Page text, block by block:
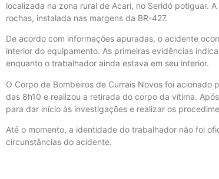
localizada na zona rural de Acari, no Seridó potiguar.
rochas, instalada nas margens da BR-427.
De acordo com informações apuradas, o acidente
interior do equipamento. As primeiras evidências
enquanto o trabalhador ainda estava em seu interior.
O Corpo de Bombeiros de Currais Novos foi
das 8h10 e realizou a retirada do corpo da vítima.
para dar início às investigações e realizar os
Até o momento, a identidade do trabalhador não foi
circunstâncias do acidente.